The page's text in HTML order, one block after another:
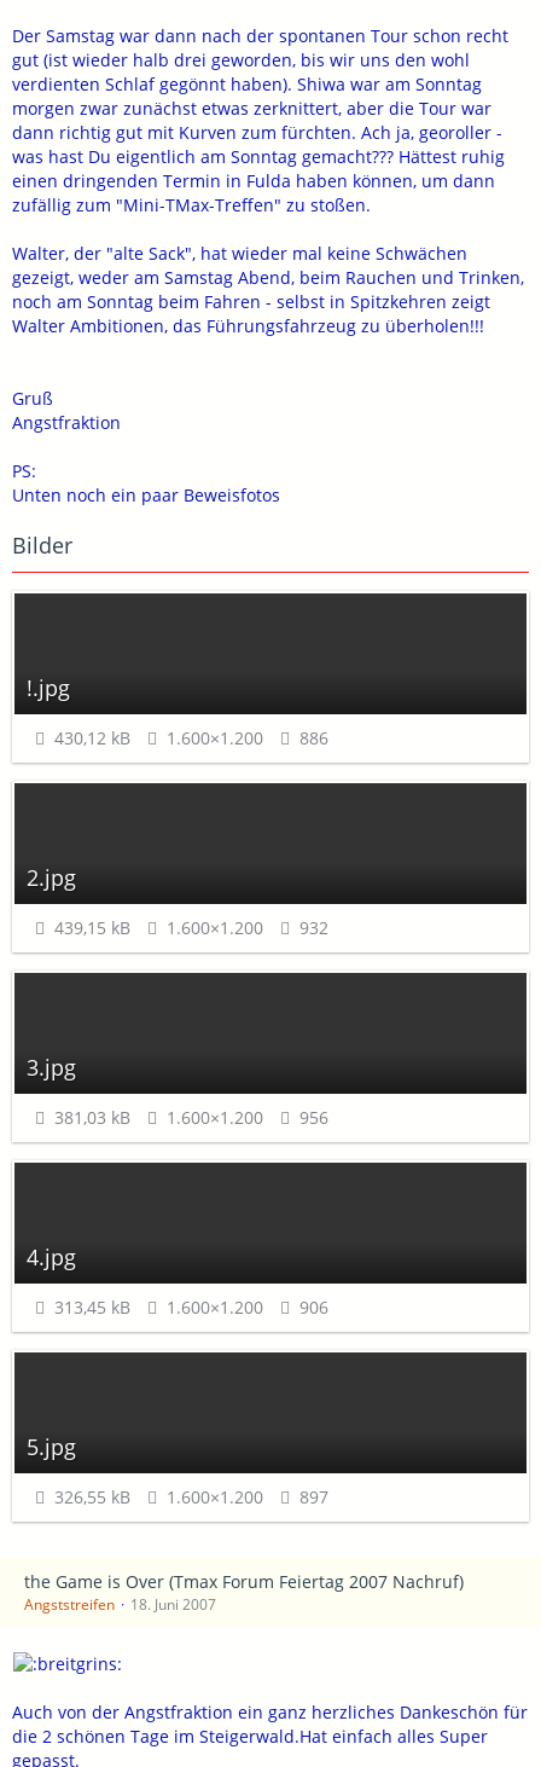
Der Samstag war dann nach der spontanen Tour schon recht
gut (ist wieder halb drei geworden, bis wir uns den wohl
verdienten Schlaf gegönnt haben). Shiwa war am Sonntag
morgen zwar zunächst etwas zerknittert, aber die Tour war
dann richtig gut mit Kurven zum fürchten. Ach ja, georoller -
was hast Du eigentlich am Sonntag gemacht??? Hättest ruhig
einen dringenden Termin in Fulda haben können, um dann
zufällig zum "Mini-TMax-Treffen" zu stoßen.
Walter, der "alte Sack", hat wieder mal keine Schwächen
gezeigt, weder am Samstag Abend, beim Rauchen und Trinken,
noch am Sonntag beim Fahren - selbst in Spitzkehren zeigt
Walter Ambitionen, das Führungsfahrzeug zu überholen!!!
Gruß
Angstfraktion
PS:
Unten noch ein paar Beweisfotos
Bilder
!.jpg
430,12 kB 1.600×1.200 886
2.jpg
439,15 kB 1.600×1.200 932
3.jpg
381,03 kB 1.600×1.200 956
4.jpg
313,45 kB 1.600×1.200 906
5.jpg
326,55 kB 1.600×1.200 897
the Game is Over (Tmax Forum Feiertag 2007 Nachruf)
Angststreifen 18. Juni 2007
Auch von der Angstfraktion ein ganz herzliches Dankeschön für
die 2 schönen Tage im Steigerwald.Hat einfach alles Super
gepasst.